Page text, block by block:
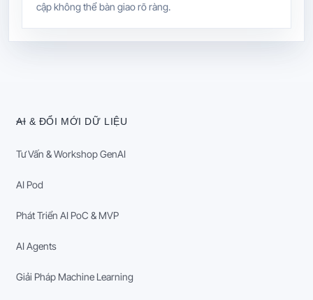
cập không thể bàn giao rõ ràng.
AI & ĐỔI MỚI DỮ LIỆU
Tư Vấn & Workshop GenAI
AI Pod
Phát Triển AI PoC & MVP
AI Agents
Giải Pháp Machine Learning